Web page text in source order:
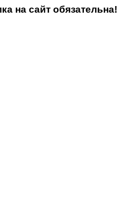
на сайт обязательна!